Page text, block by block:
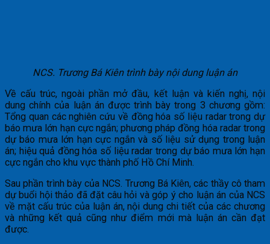
NCS. Trương Bá Kiên trình bày nội dung luận án
Về cấu trúc, ngoài phần mở đầu, kết luận và kiến nghị, nội
dung chính của luận án được trình bày trong 3 chương gồm:
Tổng quan các nghiên cứu về đồng hóa số liệu radar trong dự
báo mưa lớn hạn cực ngắn; phương pháp đồng hóa radar trong
dự báo mưa lớn hạn cực ngắn và số liệu sử dụng trong luận
án; hiệu quả đồng hóa số liệu radar trong dự báo mưa lớn hạn
cực ngắn cho khu vực thành phố Hồ Chí Minh.
Sau phần trình bày của NCS. Trương Bá Kiên, các thầy cô tham
dự buổi hội thảo đã đặt câu hỏi và góp ý cho luận án của NCS
về mặt cấu trúc của luận án, nội dung chi tiết của các chương
và những kết quả cũng như điểm mới mà luận án cần đạt
được.